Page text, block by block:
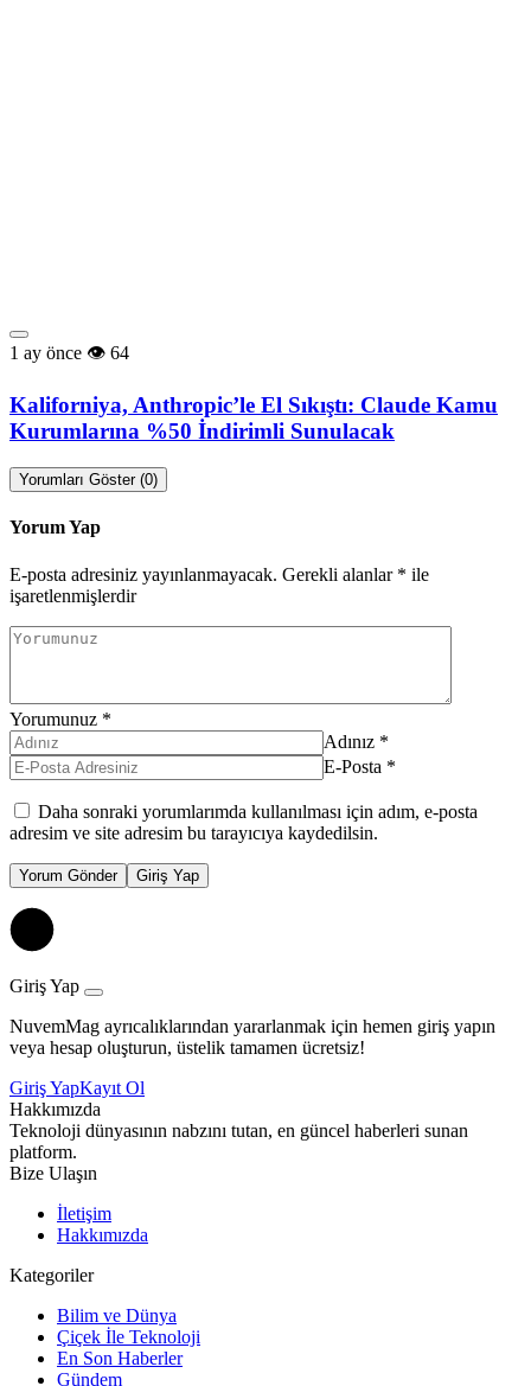
1 ay önce 64
Kaliforniya, Anthropic’le El Sıkıştı: Claude Kamu
Kurumlarına %50 İndirimli Sunulacak
Yorumları Göster (0)
Yorum Yap
E-posta adresiniz yayınlanmayacak. Gerekli alanlar * ile
işaretlenmişlerdir
Yorumunuz *
Adınız *
E-Posta *
Daha sonraki yorumlarımda kullanılması için adım, e-posta
adresim ve site adresim bu tarayıcıya kaydedilsin.
Yorum Gönder Giriş Yap
Giriş Yap
NuvemMag ayrıcalıklarından yararlanmak için hemen giriş yapın
veya hesap oluşturun, üstelik tamamen ücretsiz!
Giriş YapKayıt Ol
Hakkımızda
Teknoloji dünyasının nabzını tutan, en güncel haberleri sunan
platform.
Bize Ulaşın
İletişim
Hakkımızda
Kategoriler
Bilim ve Dünya
Çiçek İle Teknoloji
En Son Haberler
Gündem